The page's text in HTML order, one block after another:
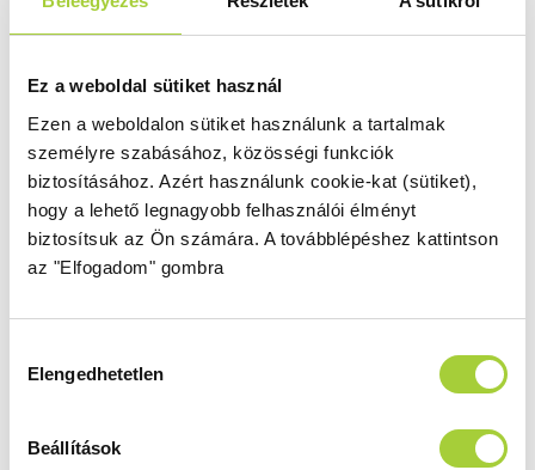
Ez a weboldal sütiket használ
Ezen a weboldalon sütiket használunk a tartalmak
személyre szabásához, közösségi funkciók
biztosításához. Azért használunk cookie-kat (sütiket),
hogy a lehető legnagyobb felhasználói élményt
biztosítsuk az Ön számára. A továbblépéshez kattintson
az "Elfogadom" gombra
kiválasztása
Elengedhetetlen
Beállítások
2000 mm
Üvegszín
átlátszó
Profilszín
szálcsiszolt króm
Termékkód
1385012-91-01R
Bruttó ár
286 000 Ft
2000 mm
átlátszó
szálcsiszolt króm